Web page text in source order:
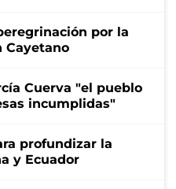
por la
Cayetano
Cuerva "el pueblo
incumplidas"
profundizar la
y Ecuador